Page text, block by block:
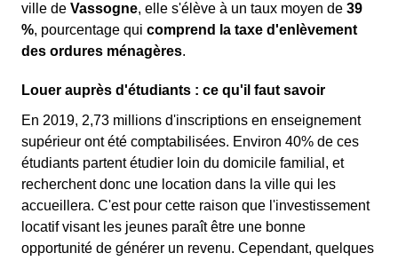
ville de Vassogne, elle s'élève à un taux moyen de 39
%, pourcentage qui comprend la taxe d'enlèvement
des ordures ménagères.
Louer auprès d'étudiants : ce qu'il faut savoir
En 2019, 2,73 millions d'inscriptions en enseignement
supérieur ont été comptabilisées. Environ 40% de ces
étudiants partent étudier loin du domicile familial, et
recherchent donc une location dans la ville qui les
accueillera. C'est pour cette raison que l'investissement
locatif visant les jeunes paraît être une bonne
opportunité de générer un revenu. Cependant, quelques